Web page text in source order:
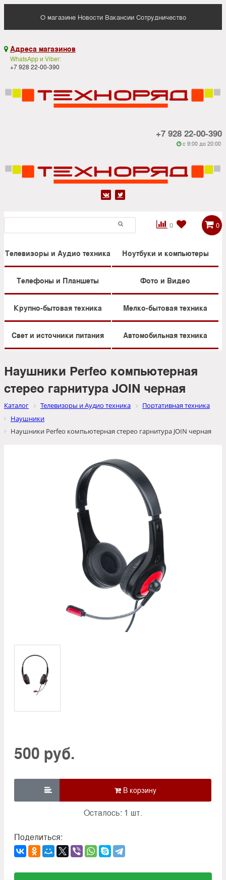
О магазине Новости Вакансии Сотрудничество
 Адреса магазинов
WhatsApp и Viber:
+7 928 22-00-390
+7 928 22-00-390
 c 9:00 до 20:00
 
0

 0
Телевизоры и Аудио техника Ноутбуки и компьютеры
Телефоны и Планшеты Фото и Видео
Крупно-бытовая техника Мелко-бытовая техника
Свет и источники питания Автомобильная техника
Наушники Perfeo компьютерная
стерео гарнитура JOIN черная
Каталог Телевизоры и Аудио техника
Портативная техника
Наушники
Наушники Perfeo компьютерная стерео гарнитура JOIN черная
500 руб.

Осталось: 1 шт.
Поделиться: